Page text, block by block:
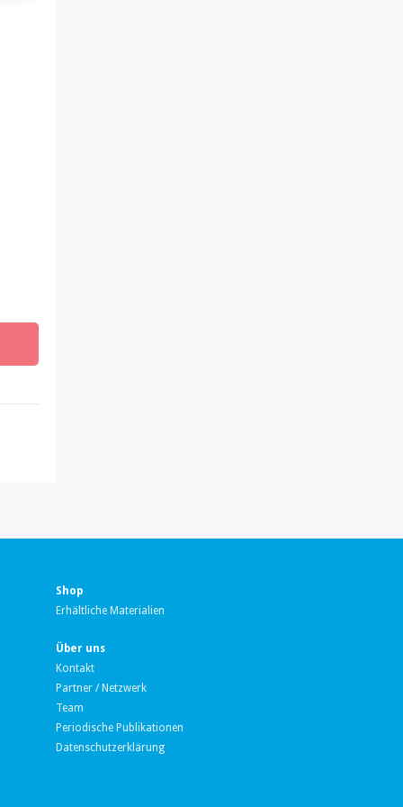
Shop
Erhältliche Materialien
Über uns
Kontakt
Partner / Netzwerk
Team
Periodische Publikationen
Datenschutzerklärung